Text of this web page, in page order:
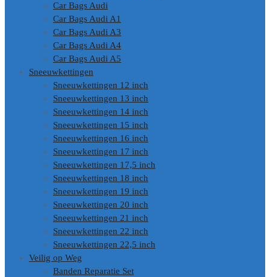
Car Bags Audi
Car Bags Audi A1
Car Bags Audi A3
Car Bags Audi A4
Car Bags Audi A5
Sneeuwkettingen
Sneeuwkettingen 12 inch
Sneeuwkettingen 13 inch
Sneeuwkettingen 14 inch
Sneeuwkettingen 15 inch
Sneeuwkettingen 16 inch
Sneeuwkettingen 17 inch
Sneeuwkettingen 17,5 inch
Sneeuwkettingen 18 inch
Sneeuwkettingen 19 inch
Sneeuwkettingen 20 inch
Sneeuwkettingen 21 inch
Sneeuwkettingen 22 inch
Sneeuwkettingen 22,5 inch
Veilig op Weg
Banden Reparatie Set